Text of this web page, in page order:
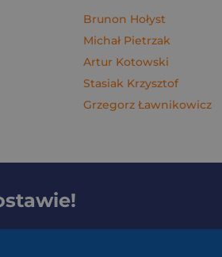
Brunon Hołyst
Michał Pietrzak
Artur Kotowski
Stasiak Krzysztof
Grzegorz Ławnikowicz